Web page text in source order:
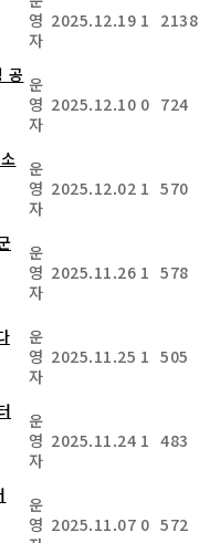
영
자
2025.12.19 1 2138
공 운
영
자
2025.12.10 0 724
운
영
자
2025.12.02 1 570
운
영
자
2025.11.26 1 578
운
영
자
2025.11.25 1 505
운
영
자
2025.11.24 1 483
운
영 2025.11.07 0 572